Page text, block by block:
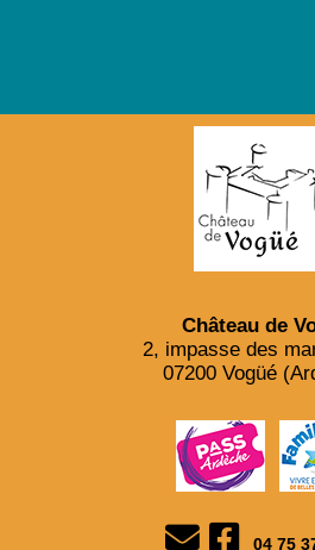
Château de
2, impasse des
07200 Vogüé
04 75